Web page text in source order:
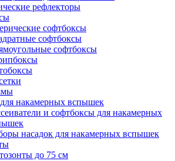
рефлекторы
софтбоксы
софтбоксы
софтбоксы
накамерных вспышек
и софтбоксы для накамерных
насадок для накамерных вспышек
до 75 см